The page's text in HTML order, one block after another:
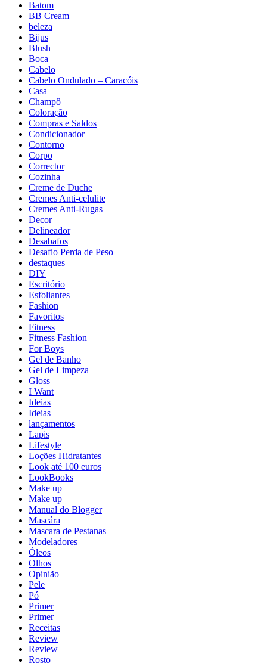
Batom
BB Cream
beleza
Bijus
Blush
Boca
Cabelo
Cabelo Ondulado – Caracóis
Casa
Champô
Coloração
Compras e Saldos
Condicionador
Contorno
Corpo
Corrector
Cozinha
Creme de Duche
Cremes Anti-celulite
Cremes Anti-Rugas
Decor
Delineador
Desabafos
Desafio Perda de Peso
destaques
DIY
Escritório
Esfoliantes
Fashion
Favoritos
Fitness
Fitness Fashion
For Boys
Gel de Banho
Gel de Limpeza
Gloss
I Want
Ideias
Ideias
lançamentos
Lapis
Lifestyle
Loções Hidratantes
Look até 100 euros
LookBooks
Make up
Make up
Manual do Blogger
Mascára
Mascara de Pestanas
Modeladores
Óleos
Olhos
Opinião
Pele
Pó
Primer
Primer
Receitas
Review
Review
Rosto